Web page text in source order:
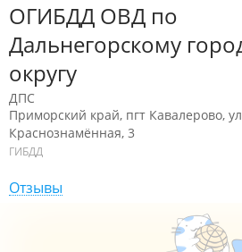
ОГИБДД ОВД по
Дальнегорскому
округу
ДПС
Приморский край, пгт Кавалерово,
Краснознамённая, 3
ГИБДД
Отзывы